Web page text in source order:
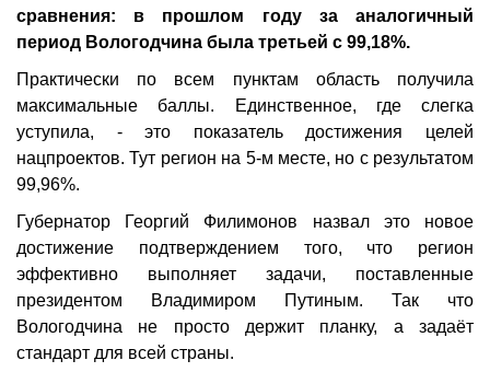
сравнения: в прошлом году за аналогичный
период Вологодчина была третьей с 99,18%.
Практически по всем пунктам область получила
максимальные баллы. Единственное, где слегка
уступила, - это показатель достижения целей
нацпроектов. Тут регион на 5-м месте, но с результатом
99,96%.
Губернатор Георгий Филимонов назвал это новое
достижение подтверждением того, что регион
эффективно выполняет задачи, поставленные
президентом Владимиром Путиным. Так что
Вологодчина не просто держит планку, а задаёт
стандарт для всей страны.